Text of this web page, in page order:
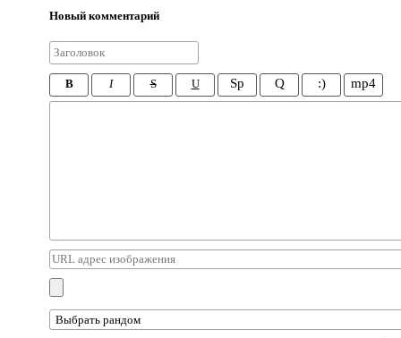
Новый комментарий
B I S U Sp Q :) mp4